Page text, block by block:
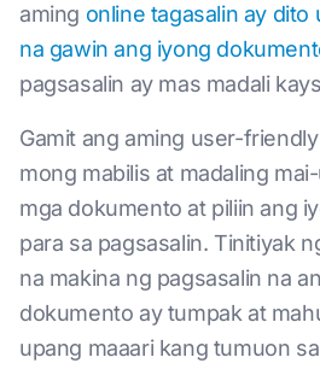
aming online tagasalin ay dito
na gawin ang iyong
pagsasalin ay mas madali
Gamit ang aming user-
mong mabilis at madaling
mga dokumento at piliin ang
para sa pagsasalin. Tinitiyak
na makina ng pagsasalin na
dokumento ay tumpak at
upang maaari kang tumuon